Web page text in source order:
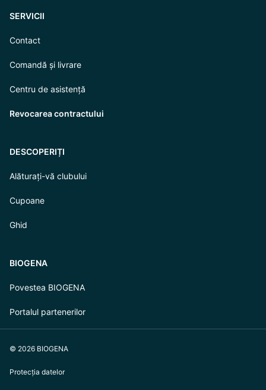
SERVICII
Contact
Comandă și livrare
Centru de asistență
Revocarea contractului
DESCOPERIȚI
Alăturați-vă clubului
Cupoane
Ghid
BIOGENA
Povestea BIOGENA
Portalul partenerilor
© 2026 BIOGENA
Protecția datelor